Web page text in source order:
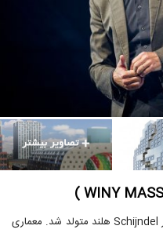
وینی مس ( winy mass ) در سال ۱۹۵۸ در Schijndel هلند متولد شد. معماری